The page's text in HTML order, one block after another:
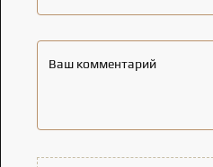
Ваш комментарий